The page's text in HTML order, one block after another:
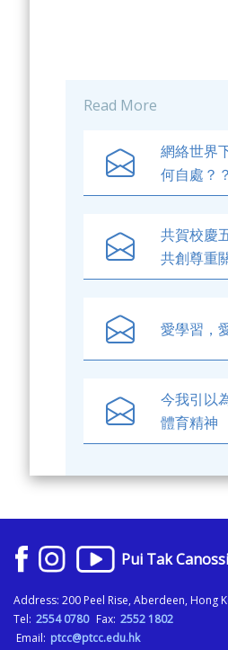
Read More
網絡世界
何自處？
共賀校慶
共創尊重
愛學習，
今我引以
體育精神
Pui Tak
Address: 200 Peel Rise, Aberdeen, Hong
Tel: 2554 0780 Fax: 2552 1802
Email: ptcc@ptcc.edu.hk